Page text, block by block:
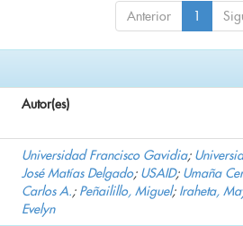
Anterior 1
Autor(es)
Universidad Francisco Gavidia;
José Matías Delgado; USAID; Umaña
Carlos A.; Peñailillo, Miguel; Iraheta,
Evelyn